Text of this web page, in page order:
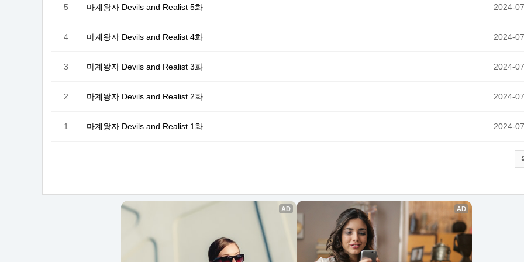
5 마계왕자 Devils and Realist 5화 2024-
4 마계왕자 Devils and Realist 4화 2024-
3 마계왕자 Devils and Realist 3화 2024-
2 마계왕자 Devils and Realist 2화 2024-
1 마계왕자 Devils and Realist 1화 2024-